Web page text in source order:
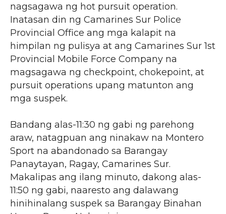
nagsagawa ng hot pursuit operation.
Inatasan din ng Camarines Sur Police
Provincial Office ang mga kalapit na
himpilan ng pulisya at ang Camarines Sur 1st
Provincial Mobile Force Company na
magsagawa ng checkpoint, chokepoint, at
pursuit operations upang matunton ang
mga suspek.
Bandang alas-11:30 ng gabi ng parehong
araw, natagpuan ang ninakaw na Montero
Sport na abandonado sa Barangay
Panaytayan, Ragay, Camarines Sur.
Makalipas ang ilang minuto, dakong alas-
11:50 ng gabi, naaresto ang dalawang
hinihinalang suspek sa Barangay Binahan